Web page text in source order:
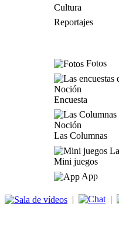
Cultura
Reportajes
Fotos
Encuesta
Las Columnas
Mini juegos
App
| |